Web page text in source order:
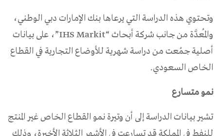
وتحتوي هذه الدراسة التي يرعاها بنك الإمارات دبي الوطني،
والمُعدَّة من جانب شركة أبحاث “IHS Markit”، على بيانات
أصلية جمُعت من دراسة شهرية للأوضاع التجارية في القطاع
الخاص السعودي.
نمو متسارع
تشير بيانات الدراسة إلى أن وتيرة نمو القطاع الخاص غير المنتج
للنفط في المملكة قد تسارعت في الأشهر الثلاثة الأخيرة، وذلك